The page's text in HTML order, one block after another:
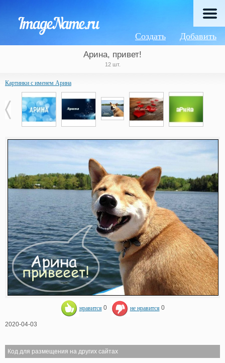
Добавить
Создать
Арина, привет!
12 шт.
Картинки с именем Арина
нравится 0 не нравится 0
2020-04-03
Код для размещения на других сайтах